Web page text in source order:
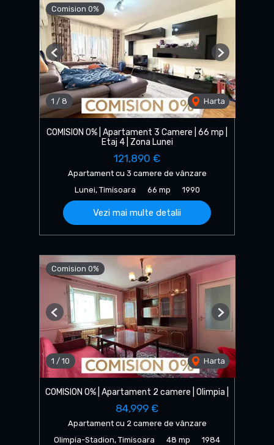
Comision 0%
1 / 8 Harta
Previous Next
COMISION 0% | Apartament 3 Camere | 66 mp |
Etaj 4 | Zona Lunei
121,890 €
Apartament cu 3 camere de vânzare
Lunei, Timisoara
66 mp 1990
Vezi mai multe detalii
Comision 0%
1 / 10 Harta
Previous Next
COMISION 0% | Apartament 2 camere | Olimpia |
84,999 €
Apartament cu 2 camere de vânzare
Olimpia-Stadion, Timisoara
48 mp 1984